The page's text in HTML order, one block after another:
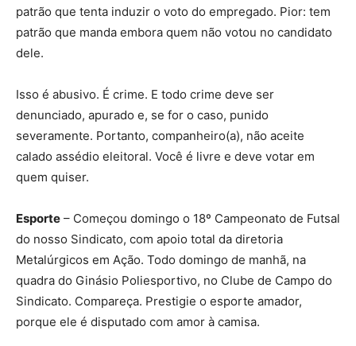
patrão que tenta induzir o voto do empregado. Pior: tem
patrão que manda embora quem não votou no candidato
dele.
Isso é abusivo. É crime. E todo crime deve ser
denunciado, apurado e, se for o caso, punido
severamente. Portanto, companheiro(a), não aceite
calado assédio eleitoral. Você é livre e deve votar em
quem quiser.
Esporte – Começou domingo o 18º Campeonato de Futsal
do nosso Sindicato, com apoio total da diretoria
Metalúrgicos em Ação. Todo domingo de manhã, na
quadra do Ginásio Poliesportivo, no Clube de Campo do
Sindicato. Compareça. Prestigie o esporte amador,
porque ele é disputado com amor à camisa.